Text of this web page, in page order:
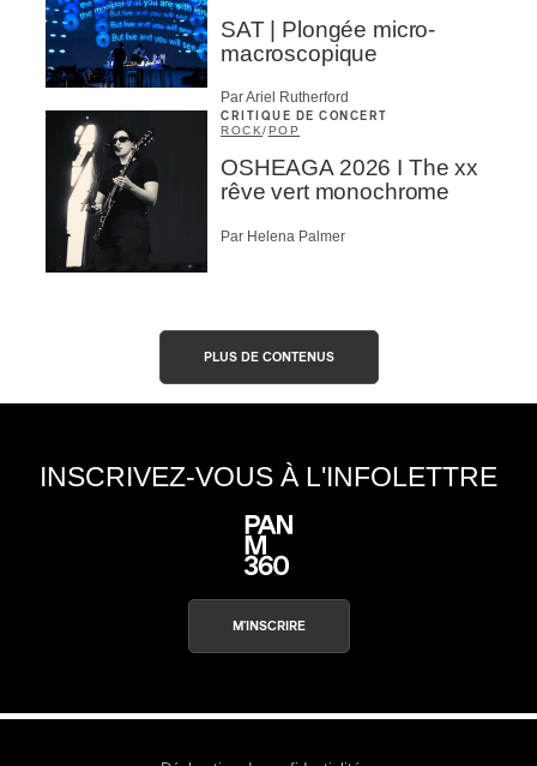
SAT | Plongée micro-
macroscopique
Par Ariel Rutherford
CRITIQUE DE CONCERT
ROCK/POP
OSHEAGA 2026 I The xx
rêve vert monochrome
Par Helena Palmer
PLUS DE CONTENUS
INSCRIVEZ-VOUS À L'INFOLETTRE
M'INSCRIRE